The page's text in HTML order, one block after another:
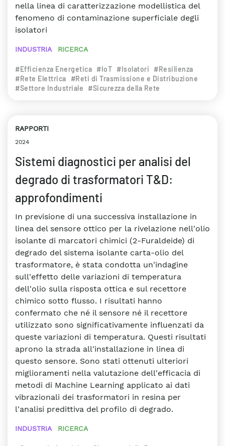
nella linea di caratterizzazione modellistica del
fenomeno di contaminazione superficiale degli
isolatori
INDUSTRIA RICERCA
#Efficienza Energetica #IoT #Isolatori
#Resilienza
#Rete Elettrica
#Reti di Trasmissione e Distribuzione
#Settore Industriale
#Sicurezza della Rete
RAPPORTI
2024
Sistemi diagnostici per analisi del
degrado di trasformatori T&D:
approfondimenti
In previsione di una successiva installazione in
linea del sensore ottico per la rivelazione nell'olio
isolante di marcatori chimici (2-Furaldeide) di
degrado del sistema isolante carta-olio del
trasformatore, è stata condotta un'indagine
sull'effetto delle variazioni di temperatura
dell'olio sulla risposta ottica e sul recettore
chimico sotto flusso. I risultati hanno
confermato che né il sensore né il recettore
utilizzato sono significativamente influenzati da
queste variazioni di temperatura. Questi risultati
aprono la strada all'installazione in linea di
questo sensore. Sono stati ottenuti ulteriori
miglioramenti nella valutazione dell'efficacia di
metodi di Machine Learning applicato ai dati
vibrazionali dei trasformatori in resina per
l'analisi predittiva del profilo di degrado.
INDUSTRIA RICERCA